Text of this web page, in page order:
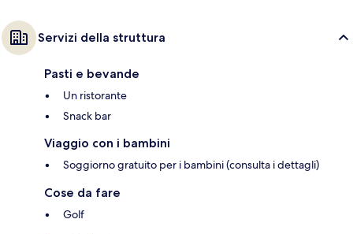
Servizi della struttura
Pasti e bevande
Un ristorante
Snack bar
Viaggio con i bambini
Soggiorno gratuito per i bambini (consulta i dettagli)
Cose da fare
Golf